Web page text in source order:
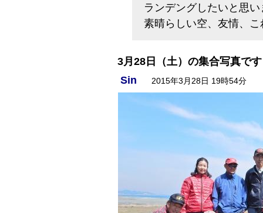
ランデングしたいと思い
素晴らしい空、友情、
3月28日（土）の集合写真です
Sin
2015年3月28日 19時54分